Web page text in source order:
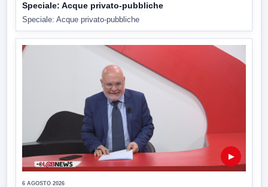
Speciale: Acque privato-pubbliche
Speciale: Acque privato-pubbliche
▶
6 AGOSTO 2026